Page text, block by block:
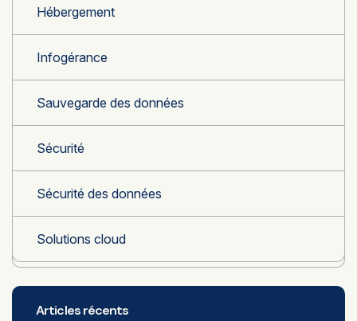
Hébergement
Infogérance
Sauvegarde des données
Sécurité
Sécurité des données
Solutions cloud
Articles récents